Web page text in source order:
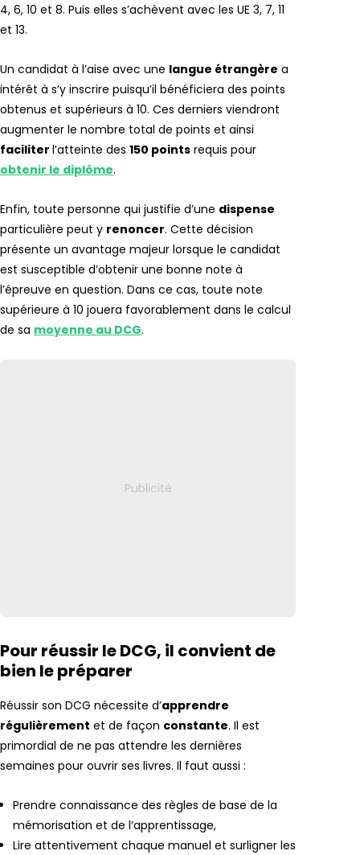
4, 6, 10 et 8. Puis elles s’achèvent avec les UE 3, 7, 11
et 13.
Un candidat à l’aise avec une langue étrangère a
intérêt à s’y inscrire puisqu’il bénéficiera des points
obtenus et supérieurs à 10. Ces derniers viendront
augmenter le nombre total de points et ainsi
faciliter l’atteinte des 150 points requis pour
obtenir le diplôme.
Enfin, toute personne qui justifie d’une dispense
particulière peut y renoncer. Cette décision
présente un avantage majeur lorsque le candidat
est susceptible d’obtenir une bonne note à
l’épreuve en question. Dans ce cas, toute note
supérieure à 10 jouera favorablement dans le calcul
de sa moyenne au DCG.
Pour réussir le DCG, il convient de
bien le préparer
Réussir son DCG nécessite d’apprendre
régulièrement et de façon constante. Il est
primordial de ne pas attendre les dernières
semaines pour ouvrir ses livres. Il faut aussi :
Prendre connaissance des règles de base de la
mémorisation et de l’apprentissage,
Lire attentivement chaque manuel et surligner les